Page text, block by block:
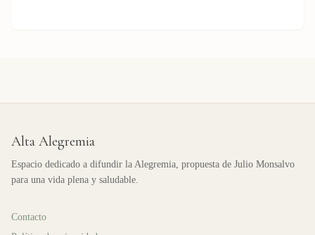
Alta Alegremia
Espacio dedicado a difundir la Alegremia, propuesta de Julio Monsalvo
para una vida plena y saludable.
Contacto